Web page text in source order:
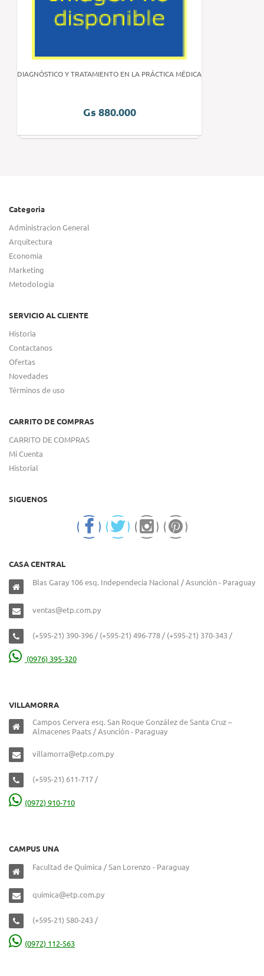
DIAGNÓSTICO Y TRATAMIENTO EN LA PRÁCTICA MÉDICA
Gs 880.000
Categoria
Administracion General
Arquitectura
Economia
Marketing
Metodologia
SERVICIO AL CLIENTE
Historia
Contactanos
Ofertas
Novedades
Términos de uso
CARRITO DE COMPRAS
CARRITO DE COMPRAS
Mi Cuenta
Historial
SIGUENOS
CASA CENTRAL
Blas Garay 106 esq. Independecia Nacional / Asunción - Paraguay
ventas@etp.com.py
(+595-21) 390-396 / (+595-21) 496-778 / (+595-21) 370-343 /
(0976) 395-320
VILLAMORRA
Campos Cervera esq. San Roque González de Santa Cruz –
Almacenes Paats / Asunción - Paraguay
villamorra@etp.com.py
(+595-21) 611-717 /
(0972) 910-710
CAMPUS UNA
Facultad de Química / San Lorenzo - Paraguay
quimica@etp.com.py
(+595-21) 580-243 /
(0972) 112-563